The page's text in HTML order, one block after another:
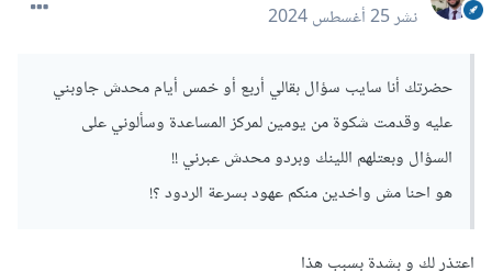
نشر25 أغسطس 2024
حضرتك أنا سايب سؤال بقالي أربع أو خمس أيام محدش جاوبني
عليه وقدمت شكوة من يومين لمركز المساعدة وسألوني على
السؤال وبعتلهم اللينك وبردو محدش عبرني !!
هو احنا مش واخدين منكم عهود بسرعة الردود ؟!
اعتذر لك و بشدة بسبب هذا